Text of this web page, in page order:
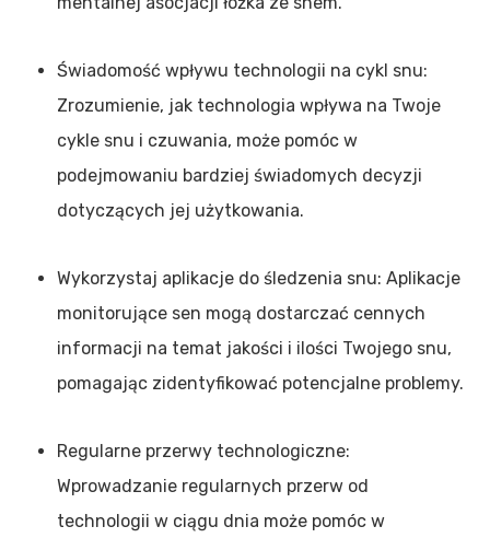
Świadomość wpływu technologii na cykl snu:
Zrozumienie, jak technologia wpływa na Twoje
cykle snu i czuwania, może pomóc w
podejmowaniu bardziej świadomych decyzji
dotyczących jej użytkowania.
Wykorzystaj aplikacje do śledzenia snu: Aplikacje
monitorujące sen mogą dostarczać cennych
informacji na temat jakości i ilości Twojego snu,
pomagając zidentyfikować potencjalne problemy.
Regularne przerwy technologiczne:
Wprowadzanie regularnych przerw od
technologii w ciągu dnia może pomóc w